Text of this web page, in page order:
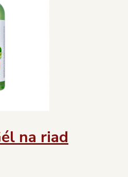
na riad